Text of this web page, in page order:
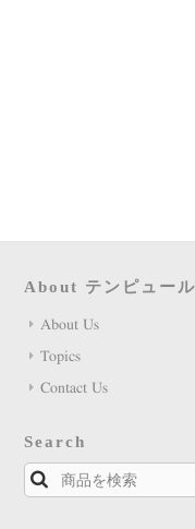
About テンピュー
About Us
Topics
Contact Us
Search